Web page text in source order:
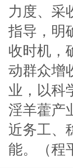
力度、采
指导，明
收时机，
动群众增
业，以科
淫羊藿产
近务工、
能。（程